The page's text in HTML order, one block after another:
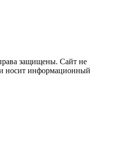
защищены. Сайт не
носит информационный